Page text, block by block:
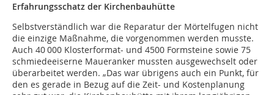
Erfahrungsschatz der Kirchenbauhütte
Selbstverständlich war die Reparatur der Mörtelfugen nicht
die einzige Maßnahme, die vorgenommen werden musste.
Auch 40 000 Klosterformat- und 4500 Formsteine sowie 75
schmiedeeiserne Maueranker mussten ausgewechselt oder
überarbeitet werden. „Das war übrigens auch ein Punkt, für
den es gerade in Bezug auf die Zeit- und Kostenplanung